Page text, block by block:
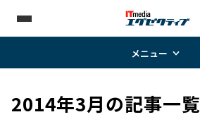
メニュー
2014年3月の記事一覧